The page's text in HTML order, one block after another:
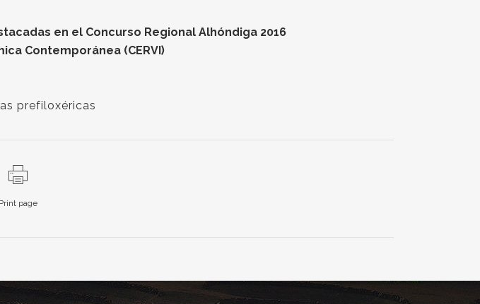
en el Concurso Regional Alhóndiga 2016
Contemporánea (CERVI)
prefiloxéricas
Print page